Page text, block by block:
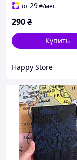
от29₴/мес
290₴
Купить
Happy Store